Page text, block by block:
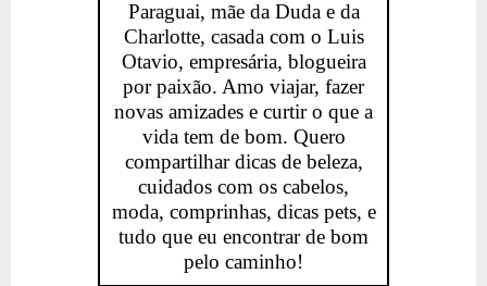
Paraguai, mãe da Duda e da
Charlotte, casada com o Luis
Otavio, empresária, blogueira
por paixão. Amo viajar, fazer
novas amizades e curtir o que a
vida tem de bom. Quero
compartilhar dicas de beleza,
cuidados com os cabelos,
moda, comprinhas, dicas pets, e
tudo que eu encontrar de bom
pelo caminho!